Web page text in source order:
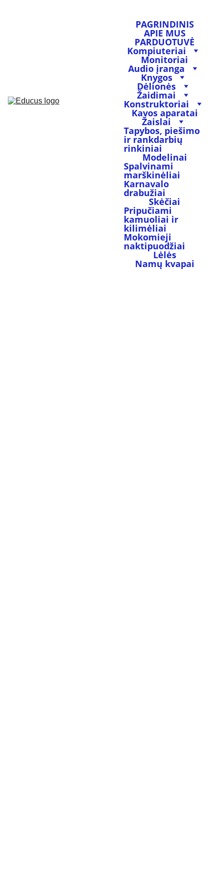
PAGRINDINIS
APIE MUS
PARDUOTUVĖ
Kompiuteriai
Monitoriai
Audio įranga
Knygos
Dėlionės
Žaidimai
Konstruktoriai
Kavos aparatai
Žaislai
Tapybos, piešimo
ir rankdarbių
rinkiniai
Modelinai
Spalvinami
marškinėliai
Karnavalo
drabužiai
Skėčiai
Pripučiami
kamuoliai ir
kilimėliai
Mokomieji
naktipuodžiai
Lėlės
Namų kvapai